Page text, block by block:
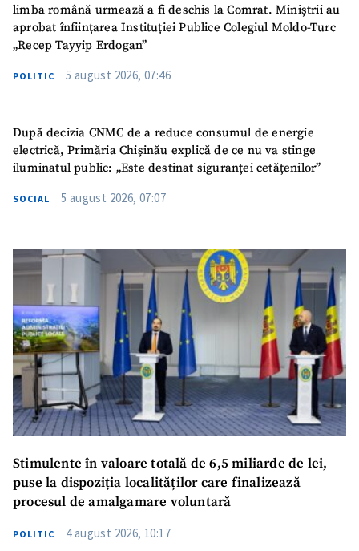
limba română urmează a fi deschis la Comrat. Miniștrii au
aprobat înființarea Instituției Publice Colegiul Moldo-Turc
„Recep Tayyip Erdogan”
POLITIC 5 august 2026, 07:46
După decizia CNMC de a reduce consumul de energie
electrică, Primăria Chișinău explică de ce nu va stinge
iluminatul public: „Este destinat siguranței cetățenilor”
SOCIAL 5 august 2026, 07:07
Stimulente în valoare totală de 6,5 miliarde de lei,
puse la dispoziția localităților care finalizează
procesul de amalgamare voluntară
POLITIC 4 august 2026, 10:17